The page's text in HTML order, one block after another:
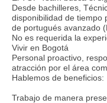
Desde bachilleres,
disponibilidad de tiempo
de portugués avanzado
No es requerida la
Vivir en Bogotá
Personal proactivo,
atracción por el área
Hablemos de beneficios:
Trabajo de manera